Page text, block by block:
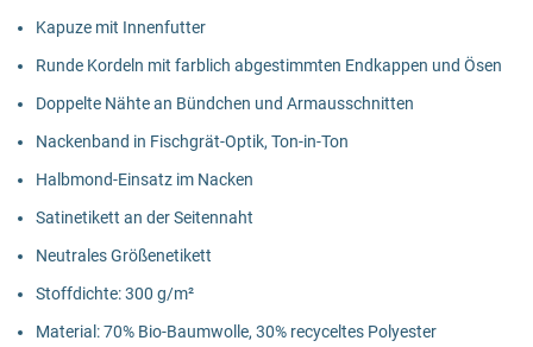
Kapuze mit Innenfutter
Runde Kordeln mit farblich abgestimmten Endkappen und Ösen
Doppelte Nähte an Bündchen und Armausschnitten
Nackenband in Fischgrät-Optik, Ton-in-Ton
Halbmond-Einsatz im Nacken
Satinetikett an der Seitennaht
Neutrales Größenetikett
Stoffdichte: 300 g/m²
Material: 70% Bio-Baumwolle, 30% recyceltes Polyester